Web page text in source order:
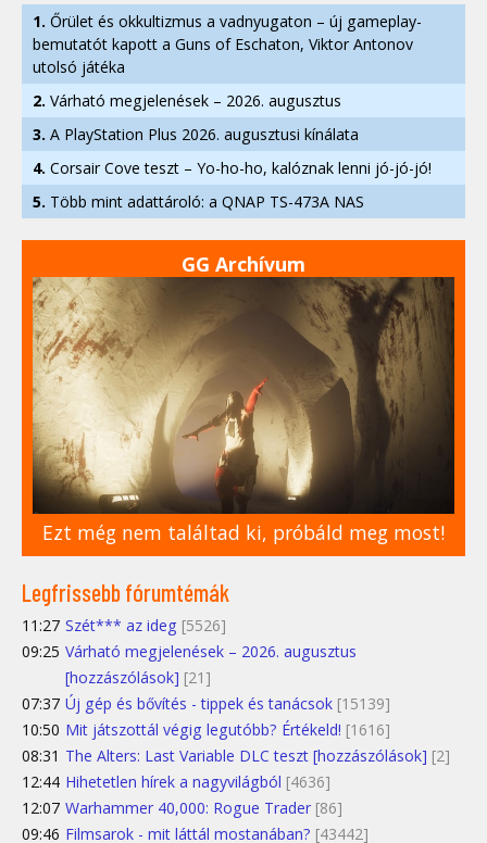
1. Őrület és okkultizmus a vadnyugaton – új gameplay-
bemutatót kapott a Guns of Eschaton, Viktor Antonov
utolsó játéka
2. Várható megjelenések – 2026. augusztus
3. A PlayStation Plus 2026. augusztusi kínálata
4. Corsair Cove teszt – Yo-ho-ho, kalóznak lenni jó-jó-jó!
5. Több mint adattároló: a QNAP TS-473A NAS
GG Archívum
Ezt még nem találtad ki, próbáld meg most!
Legfrissebb fórumtémák
11:27 Szét*** az ideg [5526]
09:25 Várható megjelenések – 2026. augusztus
[hozzászólások] [21]
07:37 Új gép és bővítés - tippek és tanácsok [15139]
10:50 Mit játszottál végig legutóbb? Értékeld! [1616]
08:31 The Alters: Last Variable DLC teszt [hozzászólások] [2]
12:44 Hihetetlen hírek a nagyvilágból [4636]
12:07 Warhammer 40,000: Rogue Trader [86]
09:46 Filmsarok - mit láttál mostanában? [43442]